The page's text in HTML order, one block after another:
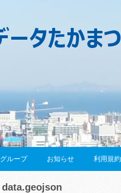
グループ お知らせ 利用規約
data.geojson